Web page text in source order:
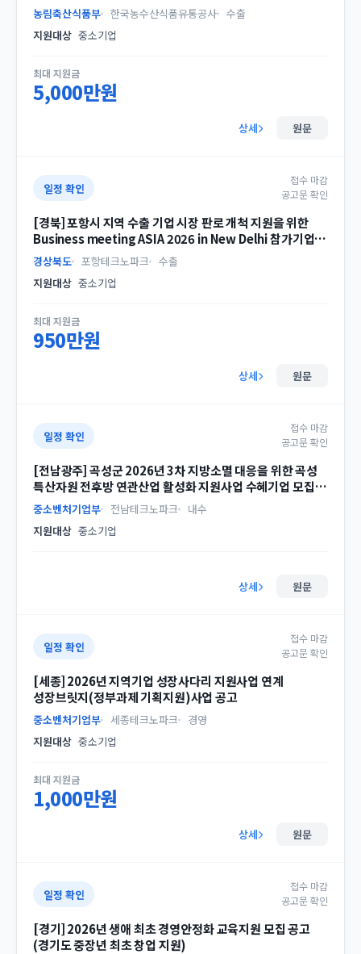
농림축산식품부 한국농수산식품유통공사
수출
지원대상 중소기업
최대 지원금
5,000만원
상세 원문
일정 확인
[경북] 포항시 지역 수출 기업 시장 판로 개척 지원을 위한
Business meeting ASIA 2026 in New Delhi 참가기업
모집 공고
경상북도 포항테크노파크
수출
지원대상 중소기업
최대 지원금
950만원
접수 마감
공고문 확인
상세 원문
일정 확인
[전남광주] 곡성군 2026년 3차 지방소멸 대응을 위한 곡성
특산자원 전후방 연관산업 활성화 지원사업 수혜기업 모집
공고(시군구연고산업육성 협업프로젝트)
중소벤처기업부 전남테크노파크
내수
지원대상 중소기업
접수 마감
공고문 확인
상세 원문
일정 확인
[세종] 2026년 지역기업 성장사다리 지원사업 연계
성장브릿지(정부과제 기획지원)사업 공고
중소벤처기업부 세종테크노파크
경영
지원대상 중소기업
최대 지원금
1,000만원
접수 마감
공고문 확인
상세 원문
일정 확인
[경기] 2026년 생애 최초 경영안정화 교육지원 모집 공고
(경기도 중장년 최초 창업 지원)
접수 마감
공고문 확인